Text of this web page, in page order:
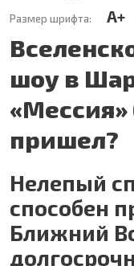
Размер шрифта: A+
шоу в
пришел?
Нелепый
способен
Ближний